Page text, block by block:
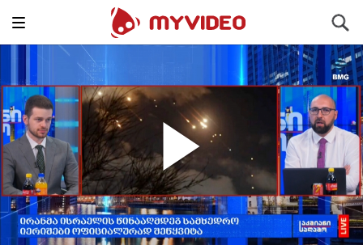
Toggle